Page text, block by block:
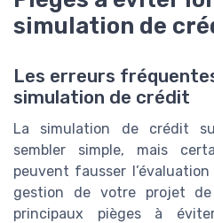
simulation de
Les erreurs
simulation de crédit
La simulation de crédit
sembler simple, mais
peuvent fausser
gestion de votre projet de
principaux pièges à